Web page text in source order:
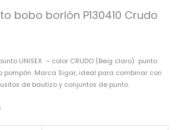
bobo borlón P130410 Crudo
UNISEX – color CRUDO (Beig claro) punto
pompón. Marca Sigar, ideal para combinar con
de bautizo y conjuntos de punto.